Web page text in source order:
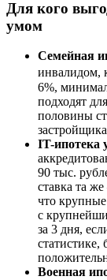
Для кого
умом
Семейная
инвалидом,
6%,
подходят
половины
IT-ипотека
90 тыс.
ставка та
что
с
за 3 дня,
Военная